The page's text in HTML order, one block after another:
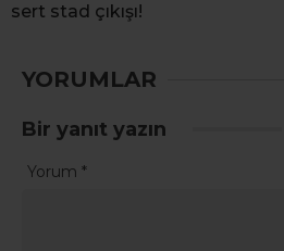
sert stad çıkışı!
YORUMLAR
Bir yanıt yazın
Yorum *